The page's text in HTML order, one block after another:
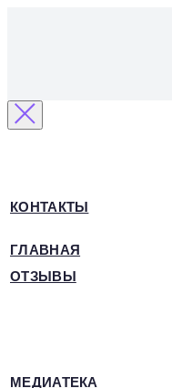
КОНТАКТЫ
ГЛАВНАЯ
ОТЗЫВЫ
МЕДИАТЕКА